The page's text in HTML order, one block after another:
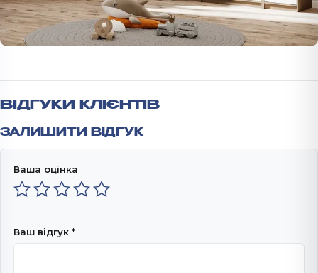
ВІДГУКИ КЛІЄНТІВ
ЗАЛИШИТИ ВІДГУК
Ваша оцінка
Ваш відгук *